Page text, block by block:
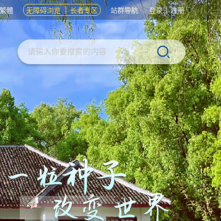
繁體 无障碍浏览 长者专区 站群导航 登录|注册